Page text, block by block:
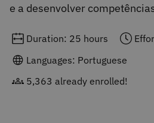
e a desenvolver
Duration: 25 hours
Languages: Portuguese
5,363 already enrolled!